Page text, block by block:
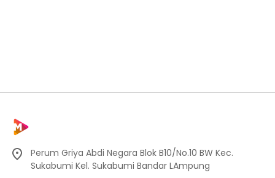
Perum Griya Abdi Negara Blok B10/No.10 BW Kec.
Sukabumi Kel. Sukabumi Bandar LAmpung